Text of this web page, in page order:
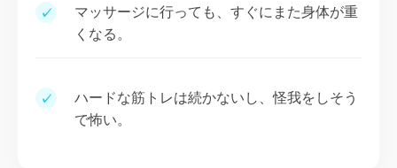
✓
マッサージに行っても、すぐにまた身体が重
くなる。
✓
ハードな筋トレは続かないし、怪我をしそう
で怖い。